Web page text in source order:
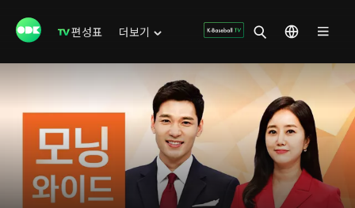
편성표 더보기